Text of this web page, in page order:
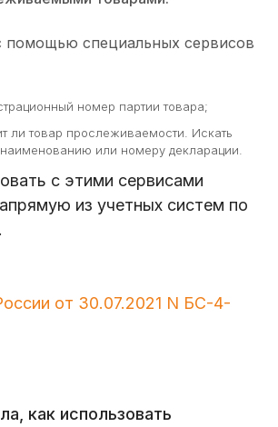
специальных сервисов
номер партии товара;
ли товар прослеживаемости. Искать
или номеру декларации.
с этими сервисами
из учетных систем по
от 30.07.2021 N БС-4-
как использовать